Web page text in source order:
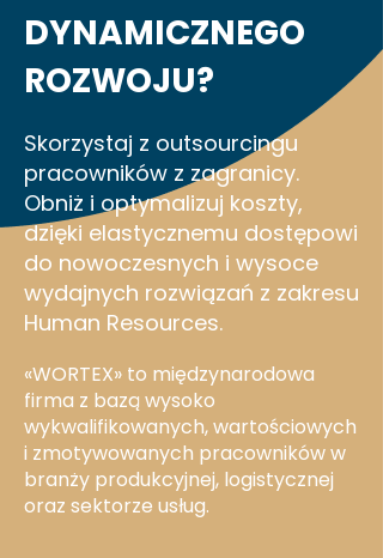
DYNAMICZNEGO
ROZWOJU?
Skorzystaj z outsourcingu
pracowników z zagranicy.
Obniż i optymalizuj koszty,
dzięki elastycznemu dostępowi
do nowoczesnych i wysoce
wydajnych rozwiązań z zakresu
Human Resources.
«WORTEX» to międzynarodowa
firma z bazą wysoko
wykwalifikowanych, wartościowych
i zmotywowanych pracowników w
branży produkcyjnej, logistycznej
oraz sektorze usług.